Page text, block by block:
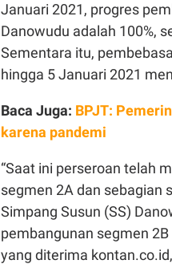
Januari 2021, progres
Danowudu adalah 100%,
Sementara itu,
hingga 5 Januari 2021
Baca Juga: BPJT:
karena pandemi
“Saat ini perseroan telah
segmen 2A dan sebagian
Simpang Susun (SS)
pembangunan segmen
yang diterima